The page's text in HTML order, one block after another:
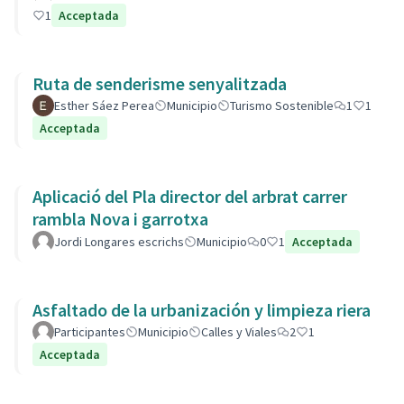
1 Acceptada
Ruta de senderisme senyalitzada
Esther Sáez Perea Municipio Turismo Sostenible 1
1
Acceptada
Aplicació del Pla director del arbrat carrer
rambla Nova i garrotxa
Jordi Longares escrichs Municipio 0 1 Acceptada
Asfaltado de la urbanización y limpieza riera
Participantes Municipio Calles y Viales 2
1
Acceptada